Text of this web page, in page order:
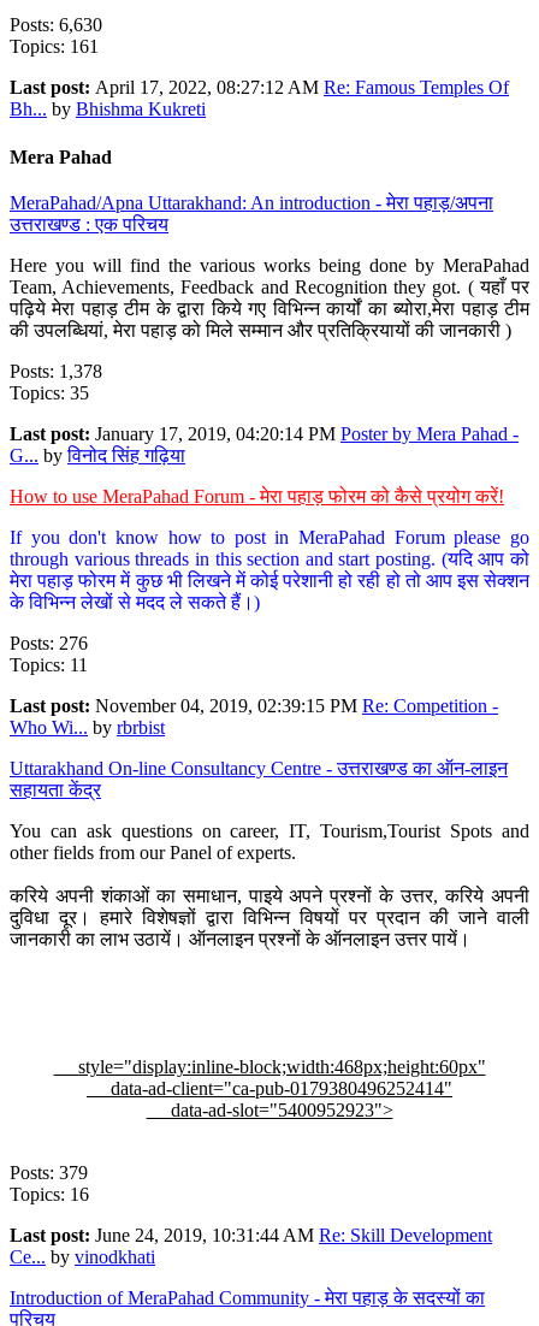
Posts: 6,630
Topics: 161
Last post: April 17, 2022, 08:27:12 AM Re: Famous Temples Of
Bh... by Bhishma Kukreti
Mera Pahad
MeraPahad/Apna Uttarakhand: An introduction - मेरा पहाड़/अपना
उत्तराखण्ड : एक परिचय
Here you will find the various works being done by MeraPahad
Team, Achievements, Feedback and Recognition they got. ( यहाँ पर
पढ़िये मेरा पहाड़ टीम के द्वारा किये गए विभिन्न कार्यों का ब्योरा,मेरा पहाड़ टीम
की उपलब्धियां, मेरा पहाड़ को मिले सम्मान और प्रतिक्रियायों की जानकारी )
Posts: 1,378
Topics: 35
Last post: January 17, 2019, 04:20:14 PM Poster by Mera Pahad -
G... byविनोद सिंह गढ़िया
How to use MeraPahad Forum - मेरा पहाड़ फोरम को कैसे प्रयोग करें!
If you don't know how to post in MeraPahad Forum please go
through various threads in this section and start posting. (यदि आप को
मेरा पहाड़ फोरम में कुछ भी लिखने में कोई परेशानी हो रही हो तो आप इस सेक्शन
के विभिन्न लेखों से मदद ले सकते हैं।)
Posts: 276
Topics: 11
Last post: November 04, 2019, 02:39:15 PM Re: Competition -
Who Wi... by rbrbist
Uttarakhand On-line Consultancy Centre - उत्तराखण्ड का ऑन-लाइन
सहायता केंद्र
You can ask questions on career, IT, Tourism,Tourist Spots and
other fields from our Panel of experts.
करिये अपनी शंकाओं का समाधान, पाइये अपने प्रश्नों के उत्तर, करिये अपनी
दुविधा दूर। हमारे विशेषज्ञों द्वारा विभिन्न विषयों पर प्रदान की जाने वाली
जानकारी का लाभ उठायें। ऑनलाइन प्रश्नों के ऑनलाइन उत्तर पायें।
style="display:inline-block;width:468px;height:60px"
data-ad-client="ca-pub-0179380496252414"
data-ad-slot="5400952923">
Posts: 379
Topics: 16
Last post: June 24, 2019, 10:31:44 AM Re: Skill Development
Ce... by vinodkhati
Introduction of MeraPahad Community - मेरा पहाड़ के सदस्यों का
परिचय